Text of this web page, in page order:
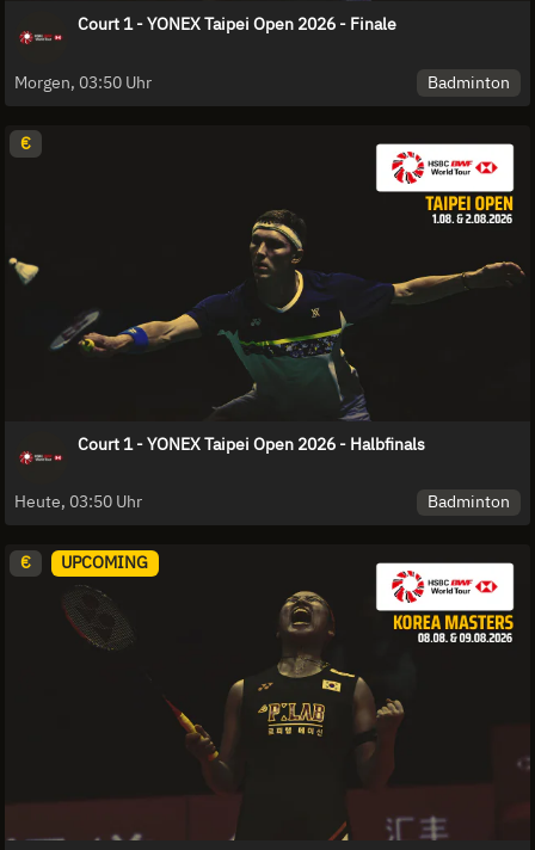
Court 1 - YONEX Taipei Open 2026 - Finale
Morgen, 03:50 Uhr Badminton
€
Court 1 - YONEX Taipei Open 2026 - Halbfinals
Heute, 03:50 Uhr Badminton
€ UPCOMING